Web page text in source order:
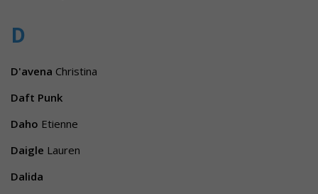
D
D'avena Christina
Daft Punk
Daho Etienne
Daigle Lauren
Dalida